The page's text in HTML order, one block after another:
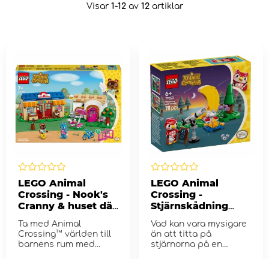
Visar 1-12av 12artiklar
LEGO Animal
Crossing - Nook's
Cranny & huset där
Rosie bor
Ta med Animal
Crossing™ världen till
barnens rum med
LEGO Animal
Crossing -
Stjärnskådning
med Celeste
Vad kan vara mysigare
än att titta på
stjärnorna på en